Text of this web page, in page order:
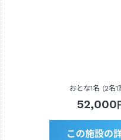
おとな1名 (2名1
52,000
この施設の